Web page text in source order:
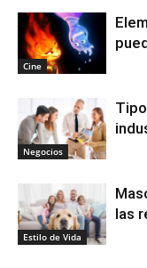
Cine
Negocios
Estilo de Vida
las